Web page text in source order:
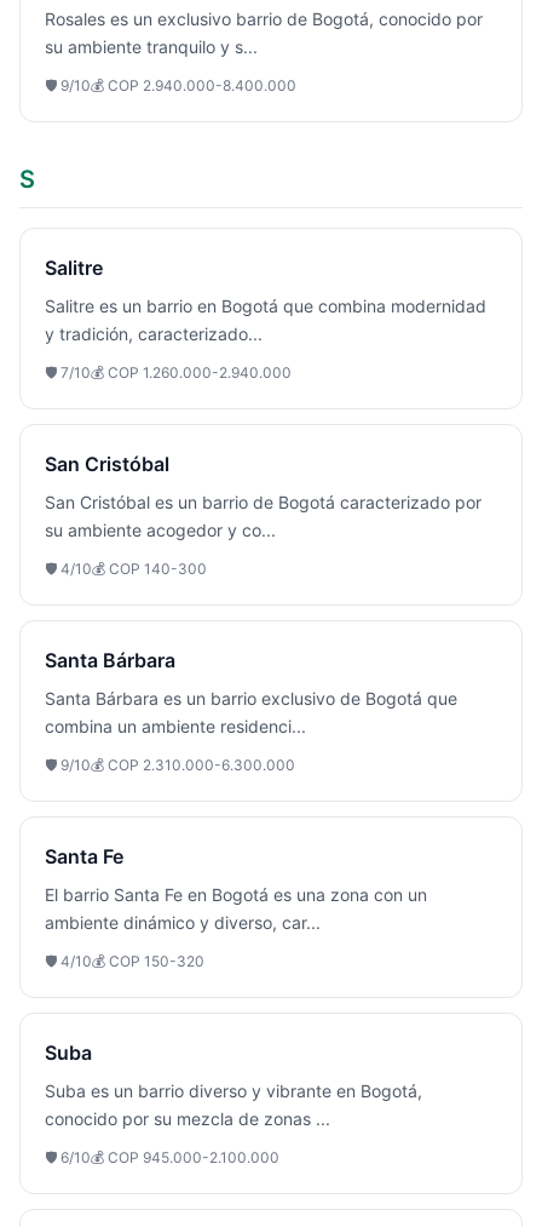
Rosales es un exclusivo barrio de Bogotá, conocido por
su ambiente tranquilo y s...
🛡️ 9/10💰 COP 2.940.000-8.400.000
S
Salitre
Salitre es un barrio en Bogotá que combina modernidad
y tradición, caracterizado...
🛡️ 7/10💰 COP 1.260.000-2.940.000
San Cristóbal
San Cristóbal es un barrio de Bogotá caracterizado por
su ambiente acogedor y co...
🛡️ 4/10💰 COP 140-300
Santa Bárbara
Santa Bárbara es un barrio exclusivo de Bogotá que
combina un ambiente residenci...
🛡️ 9/10💰 COP 2.310.000-6.300.000
Santa Fe
El barrio Santa Fe en Bogotá es una zona con un
ambiente dinámico y diverso, car...
🛡️ 4/10💰 COP 150-320
Suba
Suba es un barrio diverso y vibrante en Bogotá,
conocido por su mezcla de zonas ...
🛡️ 6/10💰 COP 945.000-2.100.000